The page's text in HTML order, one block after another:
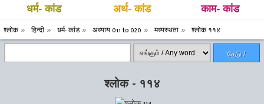
धर्म- कांड अर्थ- कांड काम- कांड
श्लोक हिन्दी धर्म- कांड अध्याय 011 to 020 मध्यस्थता श्लोक ११४
தேடு /
श्लोक - ११४